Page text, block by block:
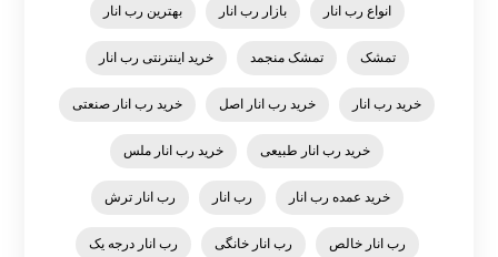
انواع رب انار بازار رب انار بهترین رب انار
تمشک تمشک منجمد خرید اینترنتی رب انار
خرید رب انار خرید رب انار اصل خرید رب انار صنعتی
خرید رب انار طبیعی خرید رب انار ملس
خرید عمده رب انار رب انار رب انار ترش
رب انار خالص رب انار خانگی رب انار درجه یک